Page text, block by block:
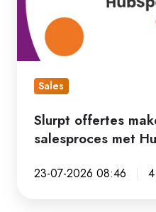
je
salesproces
met
HubSpot
CPQSales
Slurpt offertes
salesproces met
23-07-2026 08:46